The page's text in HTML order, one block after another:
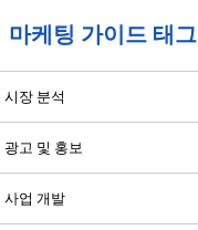
마케팅 가이드 태그
시장 분석
광고 및 홍보
사업 개발